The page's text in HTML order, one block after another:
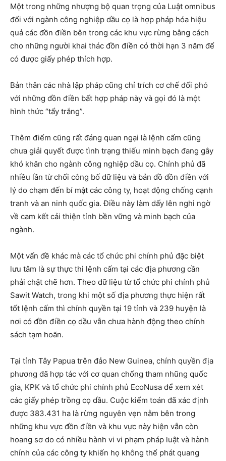
Một trong những nhượng bộ quan trọng của Luật omnibus
đối với ngành công nghiệp dầu cọ là hợp pháp hóa hiệu
quả các đồn điền bên trong các khu vực rừng bằng cách
cho những người khai thác đồn điền có thời hạn 3 năm để
có được giấy phép thích hợp.
Bản thân các nhà lập pháp cũng chỉ trích cơ chế đối phó
với những đồn điền bất hợp pháp này và gọi đó là một
hình thức “tẩy trắng”.
Thêm điểm cũng rất đáng quan ngại là lệnh cấm cũng
chưa giải quyết được tình trạng thiếu minh bạch đang gây
khó khăn cho ngành công nghiệp dầu cọ. Chính phủ đã
nhiều lần từ chối công bố dữ liệu và bản đồ đồn điền với
lý do chạm đến bí mật các công ty, hoạt động chống cạnh
tranh và an ninh quốc gia. Điều này làm dấy lên nghi ngờ
về cam kết cải thiện tính bền vững và minh bạch của
ngành.
Một vấn đề khác mà các tổ chức phi chính phủ đặc biệt
lưu tâm là sự thực thi lệnh cấm tại các địa phương cần
phải chặt chẽ hơn. Theo dữ liệu từ tổ chức phi chính phủ
Sawit Watch, trong khi một số địa phương thực hiện rất
tốt lệnh cấm thì chính quyền tại 19 tỉnh và 239 huyện là
nơi có đồn điền cọ dầu vẫn chưa hành động theo chính
sách tạm hoãn.
Tại tỉnh Tây Papua trên đảo New Guinea, chính quyền địa
phương đã hợp tác với cơ quan chống tham nhũng quốc
gia, KPK và tổ chức phi chính phủ EcoNusa để xem xét
các giấy phép trồng cọ dầu. Cuộc kiểm toán đã xác định
được 383.431 ha là rừng nguyên vẹn nằm bên trong
những khu vực đồn điền và khu vực này hiện vẫn còn
hoang sơ do có nhiều hành vi vi phạm pháp luật và hành
chính của các công ty khiến họ không thể phát quang